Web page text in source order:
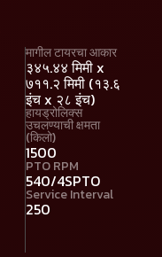
मागील टायरचा आकार
३४५.४४ मिमी x
७११.२ मिमी (१३.६
इंच x २८ इंच)
हायड्रोलिक्स
उचलण्याची क्षमता
(किलो)
1500
PTO RPM
540/4SPTO
Service Interval
250